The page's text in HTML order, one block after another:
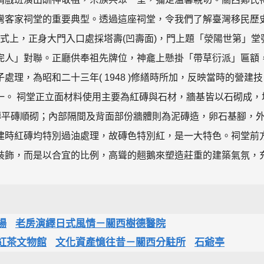
家祠堂的重要典型。透過這座祠堂，令我們了解臺灣移民歷
上，正身大門入口處採塔壽(凹壽面)，門上題「滎陽世第」堂
」對聯。正廳供奉祖先牌位，神龕上懸掛「帶草衍派」匾額
理，為昭和二十三年( 1948 )修繕時所加，反映當時的營建技
祠堂正立面材料使用主要為紅磚與石材，牆基皆以石砌成，
磚順砌；內部隔間及背面部份牆體則為泥磚造，卵石基腳，
紅磚均特別過油處理，故磚色特別紅，是一大特色。祠堂前
，而是以合宜的比例，高聳的翹鵝來塑造莊重的建築氣氛，
老房演繹日式風情－關西樹德醫院
茶文物館
文化資產憶往昔－關西分駐所 石爺亭